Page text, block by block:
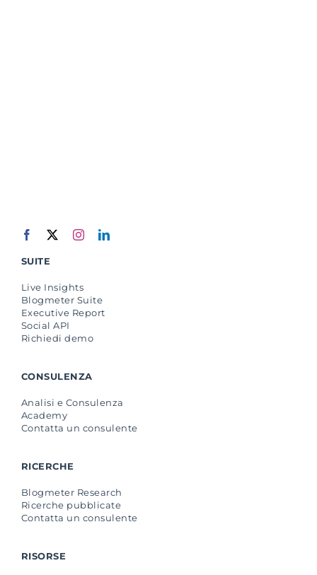
SUITE
Live Insights
Blogmeter Suite
Executive Report
Social API
Richiedi demo
CONSULENZA
Analisi e Consulenza
Academy
Contatta un consulente
RICERCHE
Blogmeter Research
Ricerche pubblicate
Contatta un consulente
RISORSE